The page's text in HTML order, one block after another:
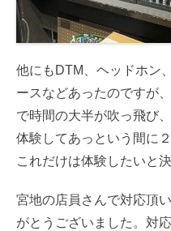
他にもDTM、ヘッドホン
ースなどあったのですが
で時間の大半が吹っ飛び
体験してあっという間に
これだけは体験したいと
宮地の店員さんで対応頂
がとうございました。対